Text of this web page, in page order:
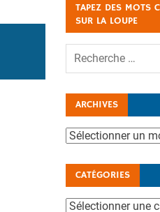
TAPEZ DES MOTS
SUR LA LOUPE
ARCHIVES
Archives
CATÉGORIES
Catégories